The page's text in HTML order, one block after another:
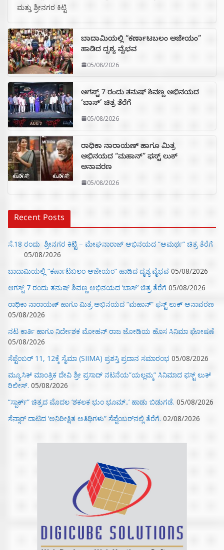
ಮತ್ತು ಶ್ರೀನಗರ ಕಿಟ್ಟಿ
ಬಾದಾಮಿಯಲ್ಲಿ “ಕರ್ಣಾಟಬಲಂ ಅಜೇಯಂ”
ಹಾಡಿದ ದೃಶ್ಯ ವೈಭವ
05/08/2026
ಆಗಸ್ಟ್ 7 ರಂದು ತನುಷ್ ಶಿವಣ್ಣ ಅಭಿನಯದ
‘ಬಾಸ್’ ಚಿತ್ರ ತೆರೆಗೆ
05/08/2026
ರಾಧಿಕಾ ನಾರಾಯಣ್ ಹಾಗೂ ಮಿತ್ರ
ಅಭಿನಯದ “ಮಹಾನ್” ಫಸ್ಟ್ ಲುಕ್
ಅನಾವರಣ
05/08/2026
Recent Posts
ಸೆ.18 ರಂದು ಶ್ರೀನಗರ ಕಿಟ್ಟಿ – ಮೇಘನಾರಾಜ್ ಅಭಿನಯದ “ಅಮರ್ಥ” ಚಿತ್ರ ತೆರೆಗೆ
05/08/2026
ಬಾದಾಮಿಯಲ್ಲಿ “ಕರ್ಣಾಟಬಲಂ ಅಜೇಯಂ” ಹಾಡಿದ ದೃಶ್ಯ ವೈಭವ 05/08/2026
ಆಗಸ್ಟ್ 7 ರಂದು ತನುಷ್ ಶಿವಣ್ಣ ಅಭಿನಯದ ‘ಬಾಸ್’ ಚಿತ್ರ ತೆರೆಗೆ 05/08/2026
ರಾಧಿಕಾ ನಾರಾಯಣ್ ಹಾಗೂ ಮಿತ್ರ ಅಭಿನಯದ “ಮಹಾನ್” ಫಸ್ಟ್ ಲುಕ್ ಅನಾವರಣ
05/08/2026
ನಟ ಕಾರ್ತಿ ಹಾಗೂ ನಿರ್ದೇಶಕ ಮೋಹನ್ ರಾಜ ಜೋಡಿಯ ಹೊಸ ಸಿನಿಮಾ ಘೋಷಣೆ
05/08/2026
ಸೆಪ್ಟೆಂಬರ್ 11, 12ಕ್ಕೆ ಸೈಮಾ (SIIMA) ಪ್ರಶಸ್ತಿ ಪ್ರದಾನ ಸಮಾರಂಭ 05/08/2026
ಮ್ಯೂಸಿಕ್‌ ಮಾಂತ್ರಿಕ ದೇವಿ ಶ್ರೀ ಪ್ರಸಾದ್ ನಟನೆಯ”ಯಲ್ಲಮ್ಮ” ಸಿನಿಮಾದ ಫಸ್ಟ್‌ ಲುಕ್‌
ರಿಲೀಸ್. 05/08/2026
“ಸ್ಪಾರ್ಕ್” ಚಿತ್ರದ ಮೊದಲ‌ ‘ಶಕಲಕ ಭುಂ‌ ಭೂಮ್..’ ಹಾಡು ಬಿಡುಗಡೆ. 05/08/2026
ಸೆನ್ಸಾರ್ ದಾಟಿದ ‘ಅನಿರೀಕ್ಷಿತ ಅತಿಥಿಗಳು” ಸೆಪ್ಟೆಂಬರ್‌ನಲ್ಲಿ ತೆರೆಗೆ. 02/08/2026